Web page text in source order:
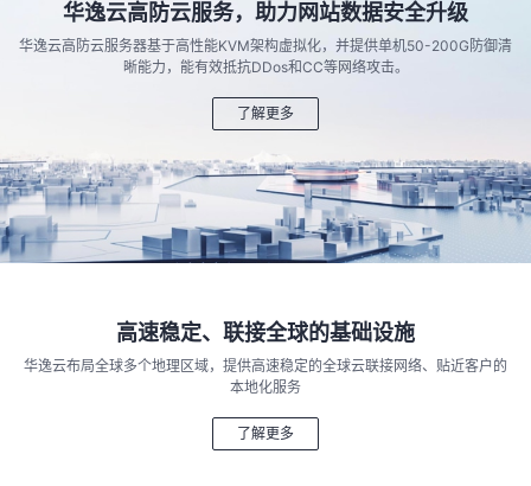
华逸云高防云服务，助力网站数据安全升级
华逸云高防云服务器基于高性能KVM架构虚拟化，并提供单机50-200G防御清
晰能力，能有效抵抗DDos和CC等网络攻击。
了解更多
高速稳定、联接全球的基础设施
华逸云布局全球多个地理区域，提供高速稳定的全球云联接网络、贴近客户的
本地化服务
了解更多